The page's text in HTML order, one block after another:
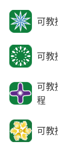
可教
可教
可教
程
可教